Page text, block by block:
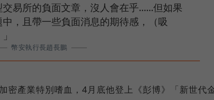
幣安執行長趙長鵬
交易所的負面文章，沒人會在乎......但如果
，且帶一些負面消息的期待感，（吸
密產業特別嗜血，4月底他登上《彭博》「新世代